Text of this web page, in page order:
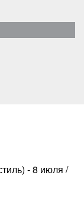
- 8 июля /